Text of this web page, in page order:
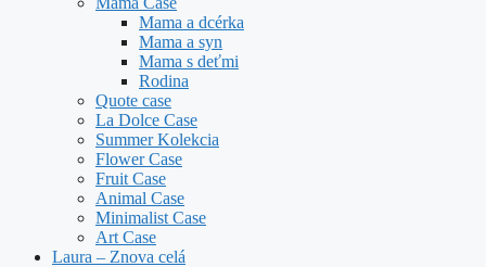
Mama a dcérka
Mama a syn
Mama s deťmi
Rodina
Quote case
La Dolce Case
Summer Kolekcia
Flower Case
Fruit Case
Animal Case
Minimalist Case
Art Case
Laura – Znova celá